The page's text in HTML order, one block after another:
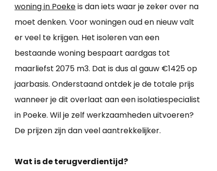
woning in Poekeis dan iets waar je zeker over na
moet denken. Voor woningen oud en nieuw valt
er veel te krijgen. Het isoleren van een
bestaande woning bespaart aardgas tot
maarliefst 2075 m3. Dat is dus al gauw €1425 op
jaarbasis. Onderstaand ontdek je de totale prijs
wanneer je dit overlaat aan een isolatiespecialist
in Poeke. Wil je zelf werkzaamheden uitvoeren?
De prijzen zijn dan veel aantrekkelijker.
Wat is de terugverdientijd?